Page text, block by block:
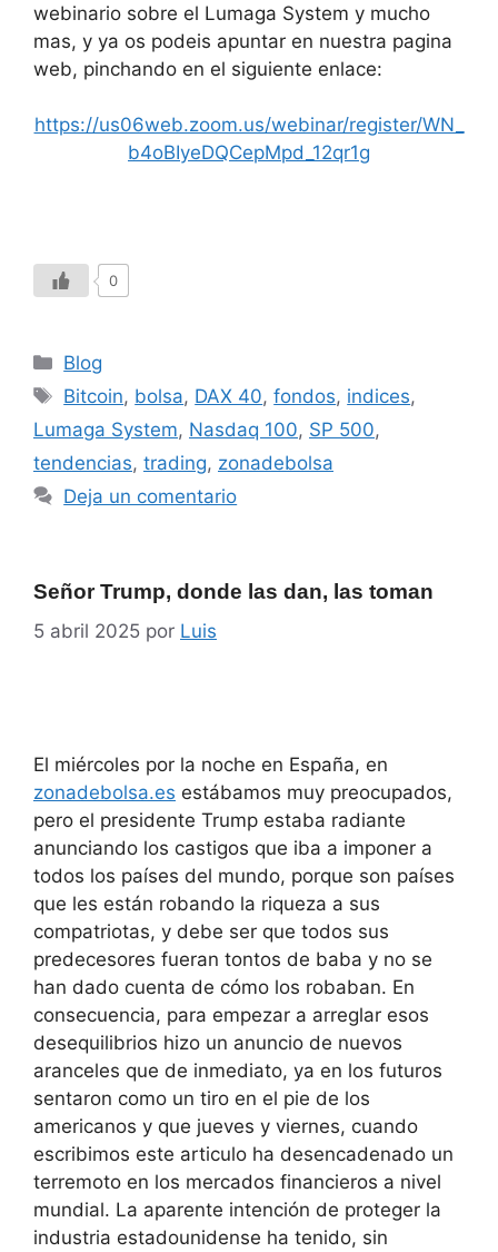
webinario sobre el Lumaga System y mucho
mas, y ya os podeis apuntar en nuestra pagina
web, pinchando en el siguiente enlace:
https://us06web.zoom.us/webinar/register/WN_
b4oBIyeDQCepMpd_12qr1g
0
Blog
Bitcoin, bolsa, DAX 40,fondos, indices,
Lumaga System, Nasdaq 100, SP 500,
tendencias, trading, zonadebolsa
Deja un comentario
Señor Trump, donde las dan, las toman
5 abril 2025 por Luis
El miércoles por la noche en España, en
zonadebolsa.es estábamos muy preocupados,
pero el presidente Trump estaba radiante
anunciando los castigos que iba a imponer a
todos los países del mundo, porque son países
que les están robando la riqueza a sus
compatriotas, y debe ser que todos sus
predecesores fueran tontos de baba y no se
han dado cuenta de cómo los robaban. En
consecuencia, para empezar a arreglar esos
desequilibrios hizo un anuncio de nuevos
aranceles que de inmediato, ya en los futuros
sentaron como un tiro en el pie de los
americanos y que jueves y viernes, cuando
escribimos este articulo ha desencadenado un
terremoto en los mercados financieros a nivel
mundial. La aparente intención de proteger la
industria estadounidense ha tenido, sin